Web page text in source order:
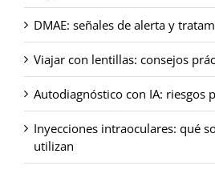
DMAE: señales de alerta y
Viajar con lentillas: consejos
Autodiagnóstico con IA: riesgos
Inyecciones intraoculares: qué
utilizan